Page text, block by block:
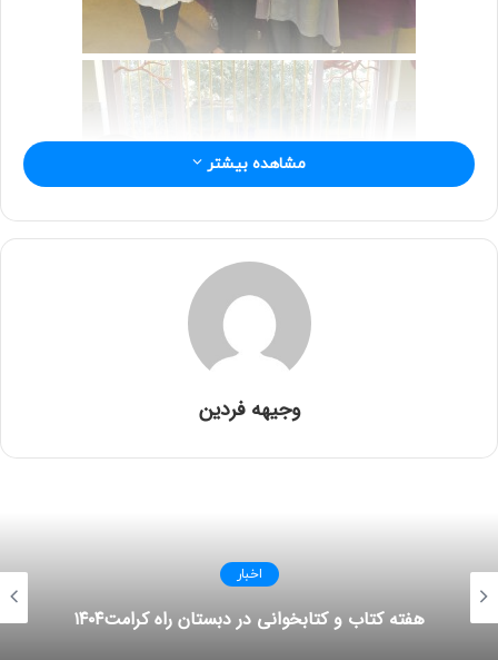
مشاهده بیشتر
وجیهه فردین
اخبار
هفته کتاب و کتابخوانی در دبستان راه کرامت۱۴۰۴